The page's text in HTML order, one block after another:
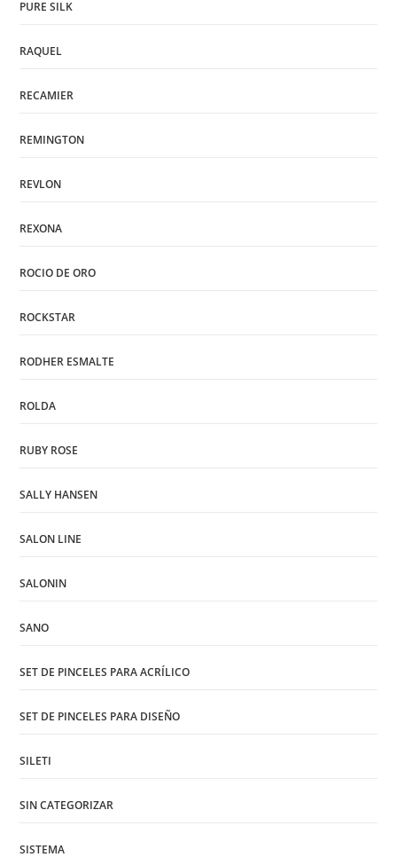
PURE SILK
RAQUEL
RECAMIER
REMINGTON
REVLON
REXONA
ROCIO DE ORO
ROCKSTAR
RODHER ESMALTE
ROLDA
RUBY ROSE
SALLY HANSEN
SALON LINE
SALONIN
SANO
SET DE PINCELES PARA ACRÍLICO
SET DE PINCELES PARA DISEÑO
SILETI
SIN CATEGORIZAR
SISTEMA